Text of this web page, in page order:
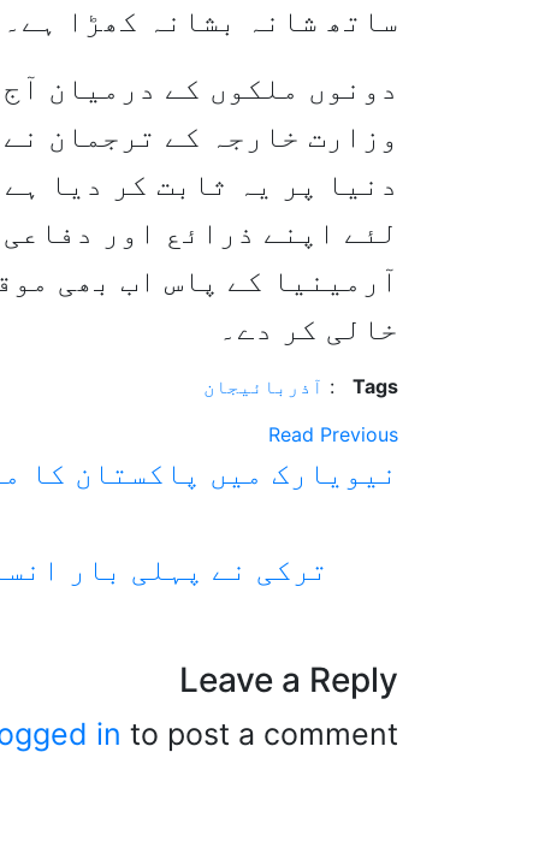
ساتھ شانہ بشانہ کھڑا ہے۔
دونوں ملکوں کے درمیان
وزارت خارجہ کے ترجمان
دنیا پر یہ ثابت کر دیا
لئے اپنے ذرائع اور
آرمینیا کے پاس اب بھی
خالی کر دے۔
Tags
: آذربائیجان
Read Previous
نیویارک میں پاکستان کا
ترکی نے پہلی بار
Leave a Reply
in to post a comment.